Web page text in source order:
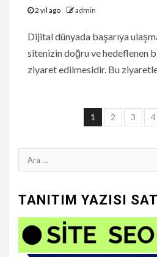
2 yıl ago admin
Dijital dünyada başarıya
sitenizin doğru ve hedeflenen
ziyaret edilmesidir. Bu
Yazı
1 2 3 4
Arama:
TANITIM YAZISI